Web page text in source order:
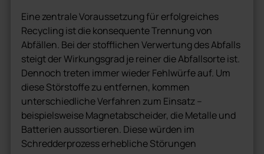
Eine zentrale Voraussetzung für erfolgreiches
Recycling ist die konsequente Trennung von
Abfällen. Bei der stofflichen Verwertung des Abfalls
steigt der Wirkungsgrad je reiner die Abfallsorte ist.
Dennoch treten immer wieder Fehlwürfe auf. Um
diese Störstoffe zu entfernen, kommen
unterschiedliche Verfahren zum Einsatz –
beispielsweise Magnetabscheider, die Metalle und
Batterien aussortieren. Diese würden im
Schredderprozess erhebliche Störungen